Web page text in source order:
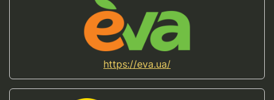
https://eva.ua/